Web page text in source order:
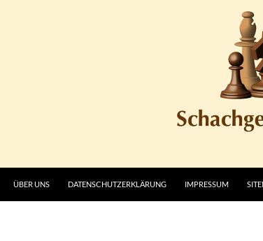
ÜBER UNS DATENSCHUTZERKLÄRUNG IMPRESSUM